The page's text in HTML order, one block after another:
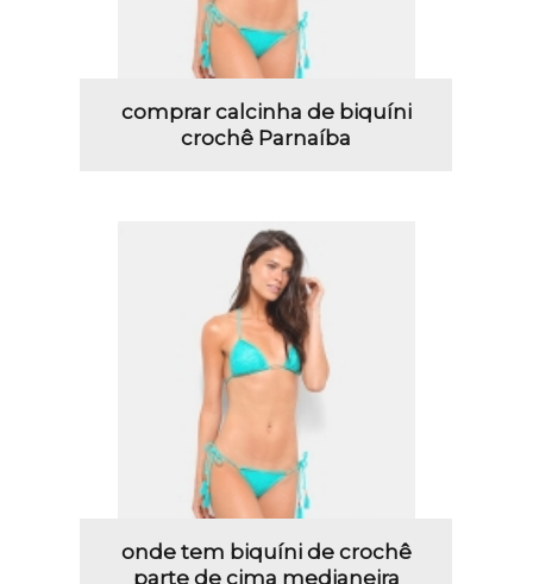
comprar calcinha de biquíni
crochê Parnaíba
onde tem biquíni de crochê
parte de cima medianeira